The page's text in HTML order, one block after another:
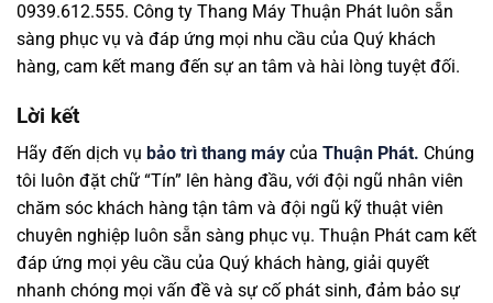
0939.612.555. Công ty Thang Máy Thuận Phát luôn sẵn
sàng phục vụ và đáp ứng mọi nhu cầu của Quý khách
hàng, cam kết mang đến sự an tâm và hài lòng tuyệt đối.
Lời kết
Hãy đến dịch vụ bảo trì thang máy của Thuận Phát. Chúng
tôi luôn đặt chữ “Tín” lên hàng đầu, với đội ngũ nhân viên
chăm sóc khách hàng tận tâm và đội ngũ kỹ thuật viên
chuyên nghiệp luôn sẵn sàng phục vụ. Thuận Phát cam kết
đáp ứng mọi yêu cầu của Quý khách hàng, giải quyết
nhanh chóng mọi vấn đề và sự cố phát sinh, đảm bảo sự